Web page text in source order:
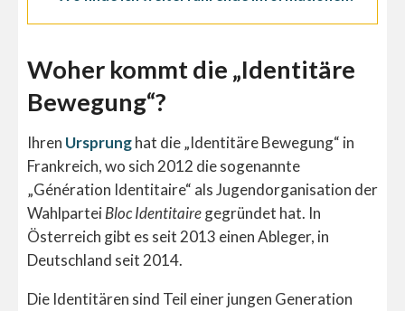
Woher kommt die „Identitäre
Bewegung“?
Ihren Ursprunghat die „Identitäre Bewegung“ in
Frankreich, wo sich 2012 die sogenannte
„Génération Identitaire“ als Jugendorganisation der
WahlparteiBloc Identitairegegründet hat. In
Österreich gibt es seit 2013 einen Ableger, in
Deutschland seit 2014.
Die Identitären sind Teil einer jungen Generation